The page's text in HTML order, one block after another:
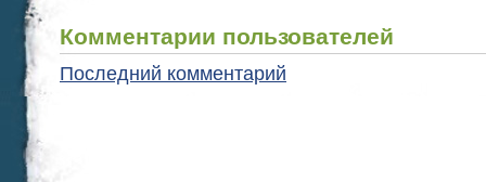
Комментарии пользователей
Последний комментарий